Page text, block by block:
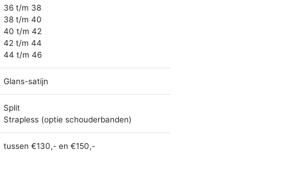
36 t/m 38
38 t/m 40
40 t/m 42
42 t/m 44
44 t/m 46
Glans-satijn
Split
Strapless (optie schouderbanden)
tussen €130,- en €150,-